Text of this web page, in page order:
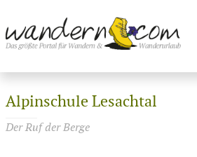
Alpinschule Lesachtal
Der Ruf der Berge